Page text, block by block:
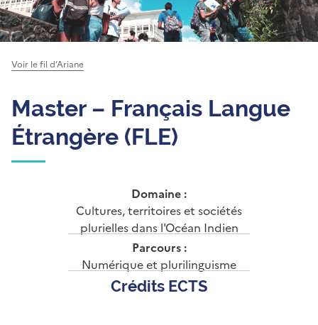
Voir le fil d’Ariane
Master – Français Langue
Étrangère (FLE)
Domaine :
Cultures, territoires et sociétés
plurielles dans l'Océan Indien
Parcours :
Numérique et plurilinguisme
Crédits ECTS